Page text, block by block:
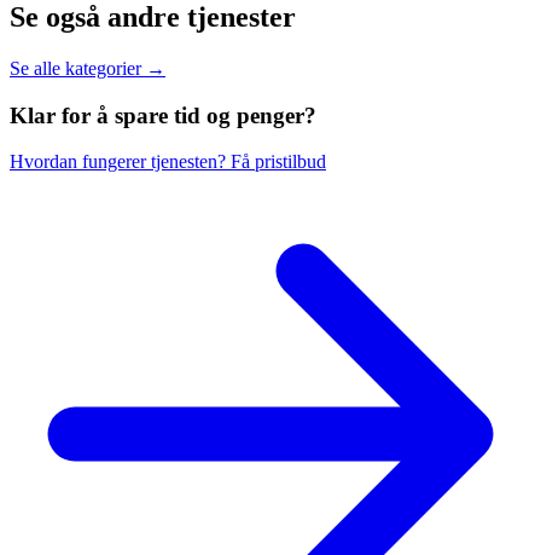
Se også andre tjenester
Se alle kategorier →
Klar for å spare tid og penger?
Hvordan fungerer tjenesten? Få pristilbud